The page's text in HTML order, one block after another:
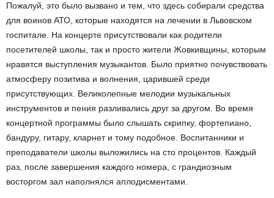
Пожалуй, это было вызвано и тем, что здесь собирали средства
для воинов АТО, которые находятся на лечении в Львовском
госпитале. На концерте присутствовали как родители
посетителей школы, так и просто жители Жовкивщины, которым
нравятся выступления музыкантов. Было приятно почувствовать
атмосферу позитива и волнения, царившей среди
присутствующих. Великолепные мелодии музыкальных
инструментов и пения разливались друг за другом. Во время
концертной программы было слышать скрипку, фортепиано,
бандуру, гитару, кларнет и тому подобное. Воспитанники и
преподаватели школы выложились на сто процентов. Каждый
раз, после завершения каждого номера, с грандиозным
восторгом зал наполнялся аплодисментами.